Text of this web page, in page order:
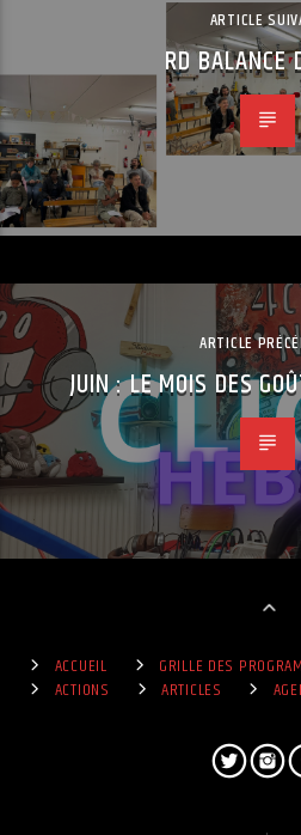
ARTICLE
RD BALANCE
ARTICLE
JUIN : LE MOIS DES
ACCUEIL GRILLE DES
ACTIONS
ARTICLES